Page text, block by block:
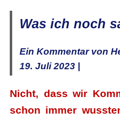
Was ich noch
Ein Kommentar von
19. Juli 2023 |
Nicht, dass wir
schon immer